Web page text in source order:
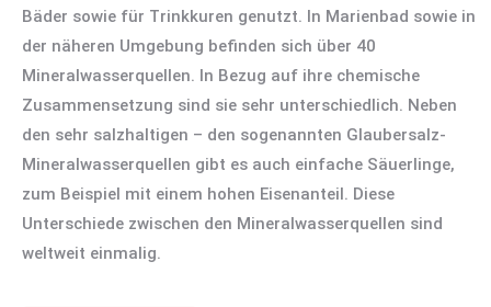
Bäder sowie für Trinkkuren genutzt. In Marienbad sowie in
der näheren Umgebung befinden sich über 40
Mineralwasserquellen. In Bezug auf ihre chemische
Zusammensetzung sind sie sehr unterschiedlich. Neben
den sehr salzhaltigen – den sogenannten Glaubersalz-
Mineralwasserquellen gibt es auch einfache Säuerlinge,
zum Beispiel mit einem hohen Eisenanteil. Diese
Unterschiede zwischen den Mineralwasserquellen sind
weltweit einmalig.